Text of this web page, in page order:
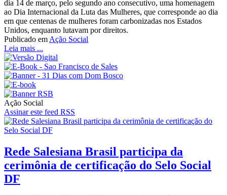
dia 14 de março, pelo segundo ano consecutivo, uma homenagem
ao Dia Internacional da Luta das Mulheres, que corresponde ao dia
em que centenas de mulheres foram carbonizadas nos Estados
Unidos, enquanto lutavam por direitos.
Publicado em Ação Social
Leia mais ...
Ação Social
Assinar este feed RSS
Rede Salesiana Brasil participa da
cerimônia de certificação do Selo Social
DF